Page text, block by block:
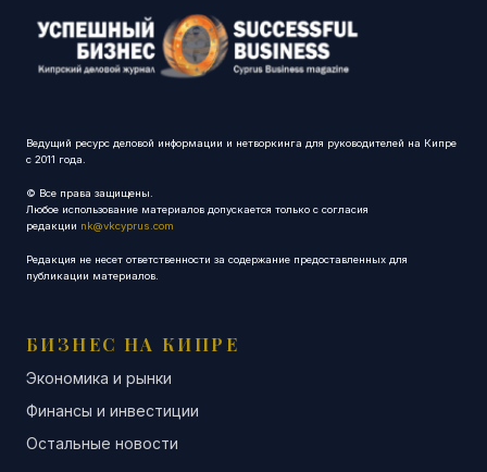
Ведущий ресурс деловой информации и нетворкинга для руководителей на Кипре
с 2011 года.
© Все права защищены.
Любое использование материалов допускается только с согласия
редакции nk@vkcyprus.com
Редакция не несет ответственности за содержание предоставленных для
публикации материалов.
БИЗНЕС НА КИПРЕ
Экономика и рынки
Финансы и инвестиции
Остальные новости